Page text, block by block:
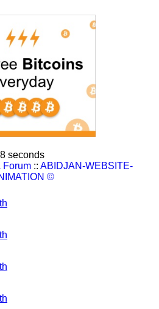
Bilé 1 Reply.
est maintenant en vedette sur
- Marketing
seconds
Forum :: ABIDJAN-WEBSITE-
©